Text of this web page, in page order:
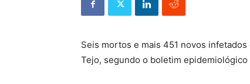
Seis mortos e mais 451 novos
Tejo, segundo o boletim epidemiológico